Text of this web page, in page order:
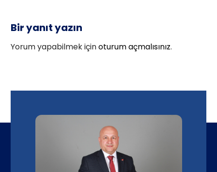
Bir yanıt yazın
Yorum yapabilmek içinoturum açmalısınız.